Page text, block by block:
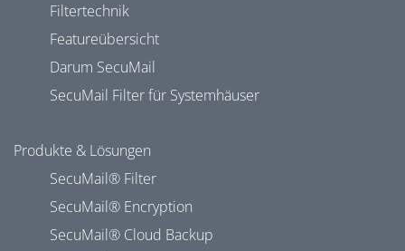
Filtertechnik
Featureübersicht
Darum SecuMail
SecuMail Filter für Systemhäuser
Produkte & Lösungen
SecuMail® Filter
SecuMail® Encryption
SecuMail® Cloud Backup